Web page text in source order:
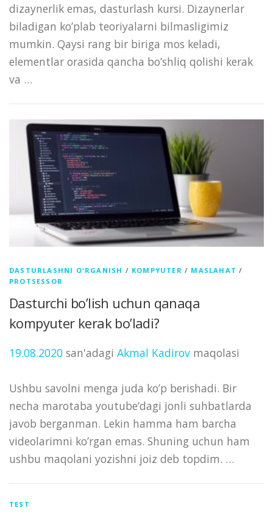
dizaynerlik emas, dasturlash kursi. Dizaynerlar
biladigan ko’plab teoriyalarni bilmasligimiz
mumkin. Qaysi rang bir biriga mos keladi,
elementlar orasida qancha bo’shliq qolishi kerak
va …
DASTURLASHNI O'RGANISH / KOMPYUTER / MASLAHAT /
PROTSESSOR
Dasturchi bo’lish uchun qanaqa
kompyuter kerak bo’ladi?
19.08.2020 san'adagi Akmal Kadirov maqolasi
Ushbu savolni menga juda ko’p berishadi. Bir
necha marotaba youtube‘dagi jonli suhbatlarda
javob berganman. Lekin hamma ham barcha
videolarimni ko’rgan emas. Shuning uchun ham
ushbu maqolani yozishni joiz deb topdim. …
TEST